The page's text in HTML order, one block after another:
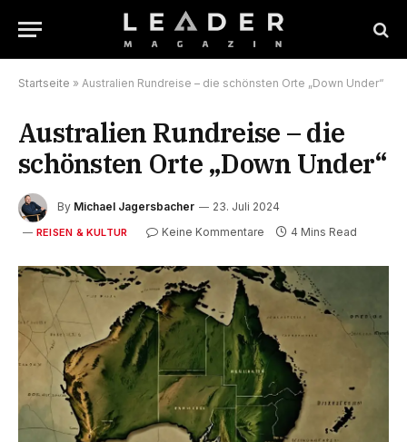
Startseite » Australien Rundreise – die schönsten Orte „Down Under“
Australien Rundreise – die
schönsten Orte „Down Under“
By Michael Jagersbacher 23. Juli 2024
REISEN & KULTUR Keine Kommentare 4 Mins Read